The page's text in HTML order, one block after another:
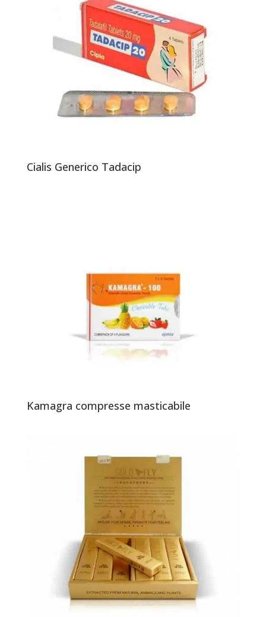
Cialis Generico Tadacip
Kamagra compresse masticabile